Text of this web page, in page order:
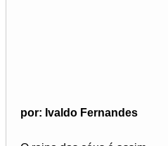
por: Ivaldo Fernandes